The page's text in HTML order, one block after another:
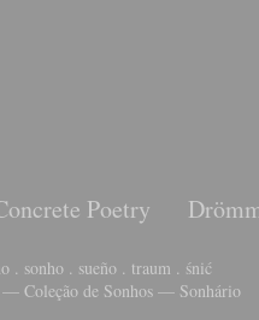
Poetry
. sonho . sueño . traum . śnić
Coleção de Sonhos — Sonhário